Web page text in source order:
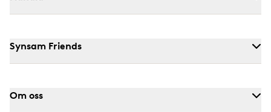
Synsam Friends
Om oss